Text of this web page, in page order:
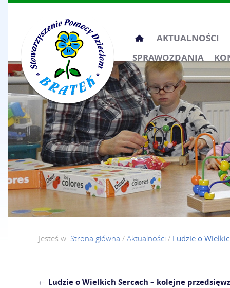
Przeskocz
do
treści
AKTUALNOŚCI
SPRAWOZDANIA
Jesteś w: Strona główna / Aktualności / Ludzie o
← Ludzie o Wielkich Sercach – kolejne